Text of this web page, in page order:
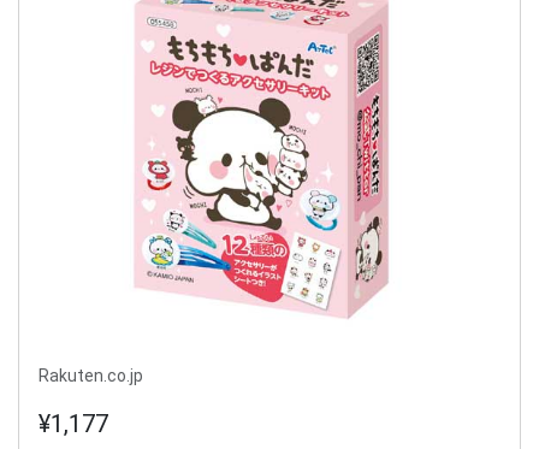
Rakuten.co.jp
¥1,177